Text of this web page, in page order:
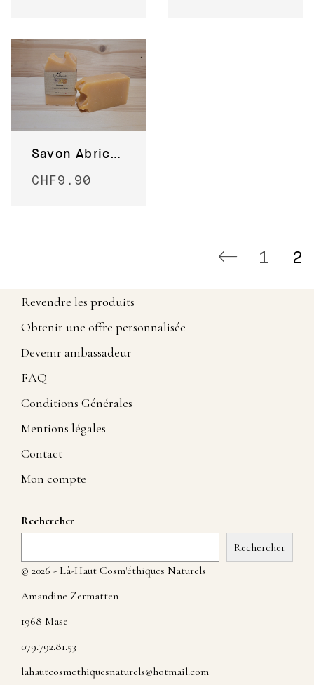
Savon Abricot du Valais
CHF 9.90
1 2
Revendre les produits
Obtenir une offre personnalisée
Devenir ambassadeur
FAQ
Conditions Générales
Mentions légales
Contact
Mon compte
Rechercher
Rechercher
© 2026 - Là-Haut Cosm'éthiques Naturels
Amandine Zermatten
1968 Mase
079.792.81.53
lahautcosmethiquesnaturels@hotmail.com